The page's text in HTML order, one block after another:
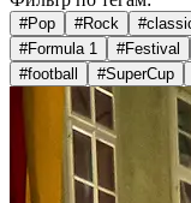
#Pop #Rock #
#Formula 1 #Festival
#football #SuperCup